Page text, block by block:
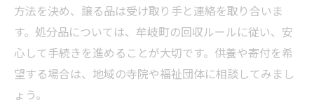
方法を決め、譲る品は受け取り手と連絡を取り合いま
す。処分品については、牟岐町の回収ルールに従い、安
心して手続きを進めることが大切です。供養や寄付を希
望する場合は、地域の寺院や福祉団体に相談してみまし
ょう。